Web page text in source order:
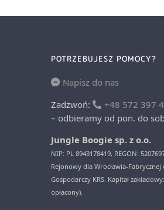
POTRZEBUJESZ POMOCY?
Napisz do nas
Zadzwoń:
+48 572 397
– odbieramy od pon. do
Jungle Boogie sp. z o.o.
NIP: PL 8943178419, REGON:
Rejonowy dla Wrocławia-Fabrycznej
Gospodarczy KRS. Kapitał
opłacony).